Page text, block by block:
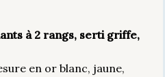
à 2 rangs, serti griffe,
en or blanc, jaune,